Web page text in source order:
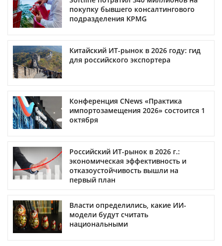
покупку бывшего консалтингового
подразделения KPMG
Китайский ИТ-рынок в 2026 году: гид
для российского экспортера
Конференция CNews «Практика
импортозамещения 2026» состоится 1
октября
Российский ИТ-рынок в 2026 г.:
экономическая эффективность и
отказоустойчивость вышли на
первый план
Власти определились, какие ИИ-
модели будут считать
национальными